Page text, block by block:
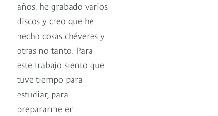
años, he grabado varios
discos y creo que he
hecho cosas chéveres y
otras no tanto. Para
este trabajo siento que
tuve tiempo para
estudiar, para
prepararme en